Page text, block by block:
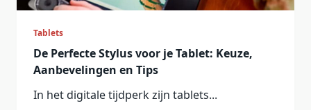
Tablets
De Perfecte Stylus voor je Tablet: Keuze,
Aanbevelingen en Tips
In het digitale tijdperk zijn tablets...